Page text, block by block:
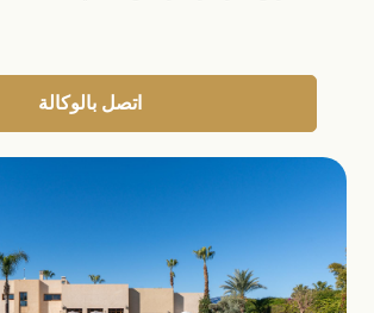
اتصل بالوكالة